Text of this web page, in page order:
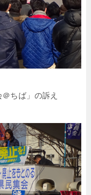
ちば」の訴え